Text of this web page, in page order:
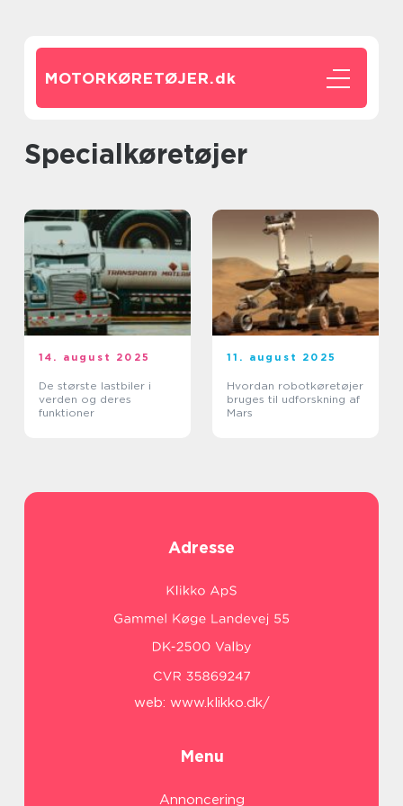
MOTORKØRETØJER.dk
Specialkøretøjer
14. august 2025
De største lastbiler i
verden og deres
funktioner
11. august 2025
Hvordan robotkøretøjer
bruges til udforskning af
Mars
Adresse
web: www.klikko.dk/
Menu
Annoncering